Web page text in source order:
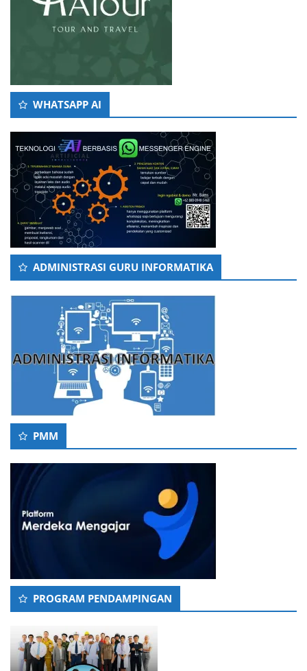
WHATSAPP AI
ADMINISTRASI GURU INFORMATIKA
PMM
PROGRAM PENDAMPINGAN